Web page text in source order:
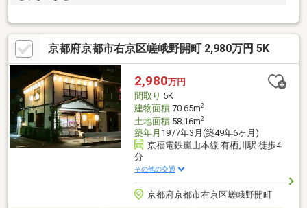
京都府京都市右京区嵯峨野開町 2,980万円 5K
2,980万円
間取り 5K
建物面積70.65m2
土地面積58.16m2
築年月 1977年3月(築49年6ヶ月)
京福電鉄嵐山本線 有栖川駅 徒歩4
分
その他の交通
京都府京都市右京区嵯峨野開町